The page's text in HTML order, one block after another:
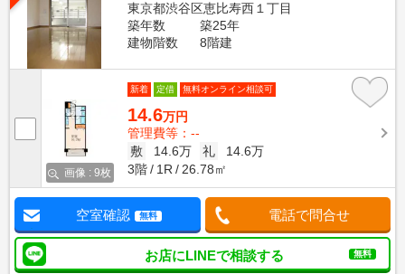
東京都渋谷区恵比寿西１丁目
築年数
築25年
建物階数
8階建
画像 : 9枚
新着 定借 無料オンライン相談可
14.6万円
管理費等：--
敷
14.6万 礼
14.6万
3階
1R 26.78㎡
空室確認 無料 電話で問合せ
お店にLINEで相談する 無料